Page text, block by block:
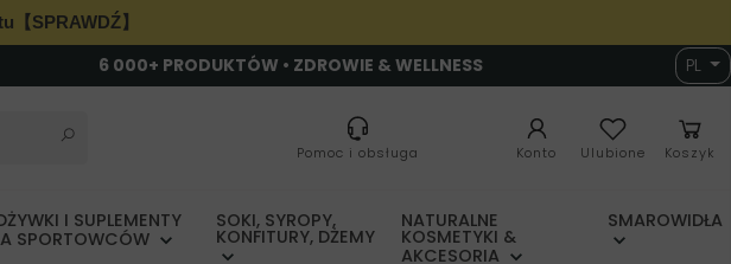
SPRAWDŹ】
6 000+ PRODUKTÓW • ZDROWIE & WELLNESS PL
Pomoc i obsługa Konto Ulubione Koszyk
I SUPLEMENTY
SPORTOWCÓW
SOKI, SYROPY,
KONFITURY, DŻEMY
NATURALNE
KOSMETYKI &
AKCESORIA
SMAROWIDŁA